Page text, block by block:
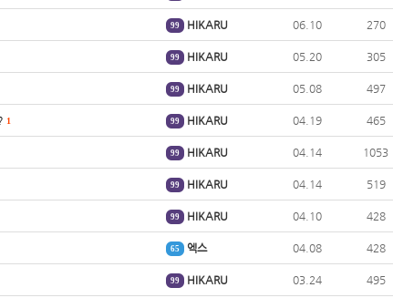
99 HIKARU 06.10 270
99 HIKARU 05.20 305
99 HIKARU 05.08 497
1 99 HIKARU 04.19 465
99 HIKARU 04.14 1053
99 HIKARU 04.14 519
99 HIKARU 04.10 428
65 엑스 04.08 428
99 HIKARU 03.24 495